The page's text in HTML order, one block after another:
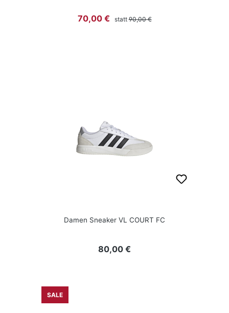
Verkaufspreis:
70,00 € stattRegulärer Preis:
90,00 €
Damen Sneaker VL COURT FC
Regulärer Preis:
80,00 €
SALE